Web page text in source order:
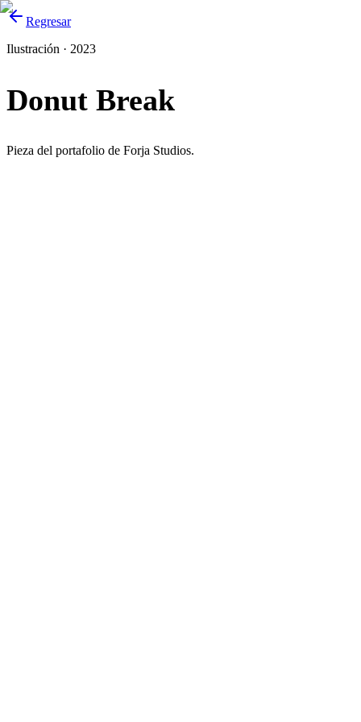
Regresar
Ilustración · 2023
Donut Break
Pieza del portafolio de Forja Studios.